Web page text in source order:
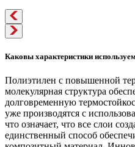
Каковы характеристики
Полиэтилен с повышенной
молекулярная структура
долговременную
уже производятся с
что означает, что все слои
единственный способ